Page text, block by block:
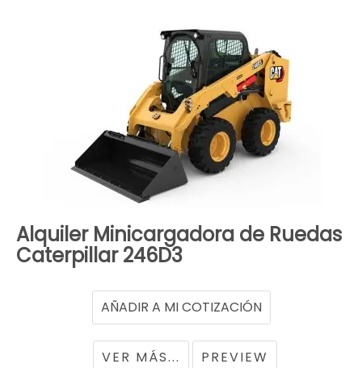
Alquiler Minicargadora de Ruedas
Caterpillar 246D3
VER MÁS... PREVIEW